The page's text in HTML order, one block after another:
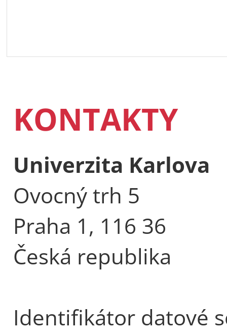
KONTAKTY
Univerzita Karlova
Ovocný trh 5
Praha 1, 116 36
Česká republika
Identifikátor datové